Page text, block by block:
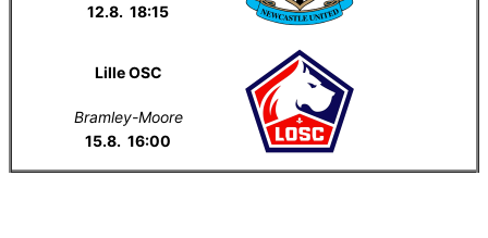
12.8. 18:15
Lille OSC
Bramley-Moore
15.8. 16:00